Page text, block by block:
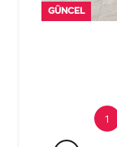
ÖZEL HABER